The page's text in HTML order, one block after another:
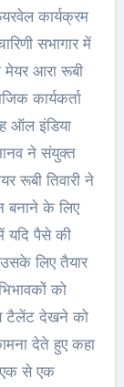
कार्यक्रम
सभागार में
मेयर आरा रूबी
कार्यकर्ता
ऑल इंडिया
ने संयुक्त
रूबी तिवारी ने
बनाने के लिए
यदि पैसे की
लिए तैयार
को
ये टैलेंट देखने को
देते हुए कहा
एक से एक